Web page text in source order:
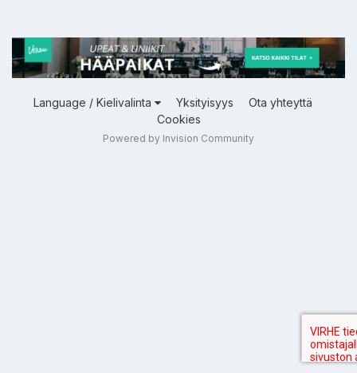
Language / Kielivalinta Yksityisyys
Ota yhteyttä
Cookies
Powered by Invision Community